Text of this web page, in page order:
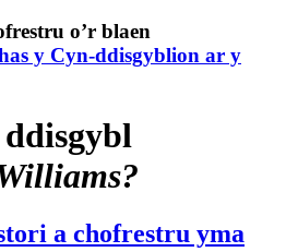
o’r blaen
y Cyn-ddisgyblion ar y
a chofrestru yma